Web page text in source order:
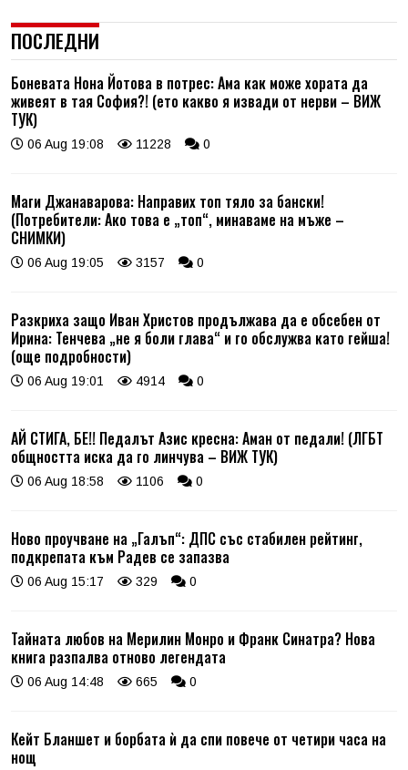
ПОСЛЕДНИ
Боневата Нона Йотова в потрес: Ама как може хората да
живеят в тая София?! (ето какво я извади от нерви – ВИЖ
ТУК)
06 Aug 19:08 11228 0
Маги Джанаварова: Направих топ тяло за бански!
(Потребители: Ако това е „топ“, минаваме на мъже –
СНИМКИ)
06 Aug 19:05 3157 0
Разкриха защо Иван Христов продължава да е обсебен от
Ирина: Тенчева „не я боли глава“ и го обслужва като гейша!
(още подробности)
06 Aug 19:01 4914 0
АЙ СТИГА, БЕ!! Педалът Азис кресна: Аман от педали! (ЛГБТ
общността иска да го линчува – ВИЖ ТУК)
06 Aug 18:58 1106 0
Ново проучване на „Галъп“: ДПС със стабилен рейтинг,
подкрепата към Радев се запазва
06 Aug 15:17 329 0
Тайната любов на Мерилин Монро и Франк Синатра? Нова
книга разпалва отново легендата
06 Aug 14:48 665 0
Кейт Бланшет и борбата ѝ да спи повече от четири часа на
нощ